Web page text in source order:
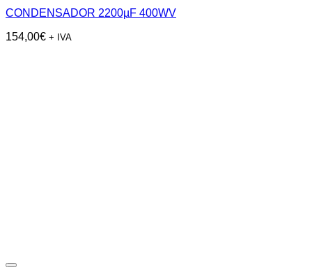
CONDENSADOR 2200µF 400WV
154,00€ + IVA